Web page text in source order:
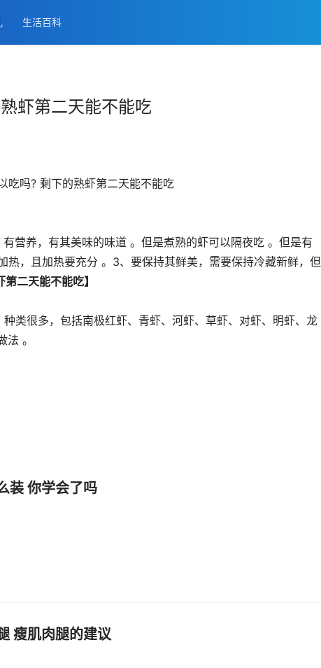
生活百科
虾第二天能不能吃
营养，有其美味的味道 。但是煮熟的虾可以隔夜吃 。但是有
，且加热要充分 。3、要保持其鲜美，需要保持冷藏新鲜，但
二天能不能吃】
类很多，包括南极红虾、青虾、河虾、草虾、对虾、明虾、龙
。
装 你学会了吗
瘦肌肉腿的建议